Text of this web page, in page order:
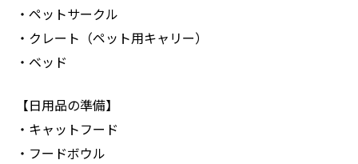
・ペットサークル
・クレート（ペット用キャリー）
・ベッド
【日用品の準備】
・キャットフード
・フードボウル